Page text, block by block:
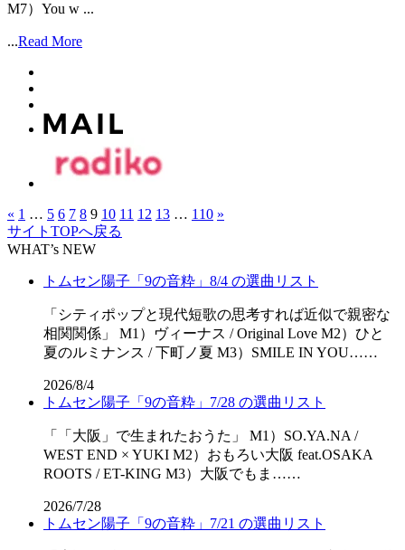
M7）You w ...
...Read More
« 1 … 5 6 7 8 9 10 11 12 13 … 110 »
サイトTOPへ戻る
WHAT’s NEW
トムセン陽子「9の音粋」8/4 の選曲リスト
「シティポップと現代短歌の思考すれば近似で親密な
相関関係」 M1）ヴィーナス / Original Love M2）ひと
夏のルミナンス / 下町ノ夏 M3）SMILE IN YOU……
2026/8/4
トムセン陽子「9の音粋」7/28 の選曲リスト
「「⼤阪」で⽣まれたおうた」 M1）SO.YA.NA /
WEST END × YUKI M2）おもろい大阪 feat.OSAKA
ROOTS / ET-KING M3）大阪でもま……
2026/7/28
トムセン陽子「9の音粋」7/21 の選曲リスト